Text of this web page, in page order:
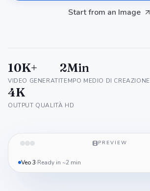
Start from an Image
10K+
VIDEO GENERATI
2Min
TEMPO MEDIO DI CREAZIONE
4K
OUTPUT QUALITÀ HD
PREVIEW
LIVE
Veo 3·Ready in ~2 min